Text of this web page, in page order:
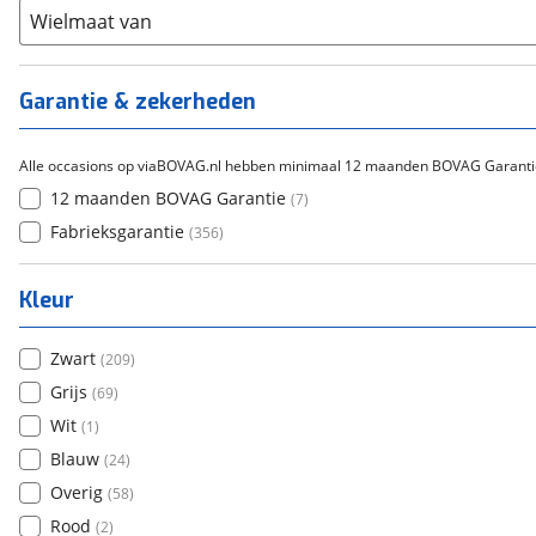
Overig ( 0)
Staal (0 )
Tica
Wielmaat van
Garantie & zekerheden
Alle occasions op viaBOVAG.nl hebben minimaal 12 maanden BOVAG
12 maanden BOVAG Garantie (7)
Fabrieksgarantie (356)
Kleur
Zwart (209)
Grijs (69)
Wit (1)
Blauw (24)
Overig (58)
Rood (2)